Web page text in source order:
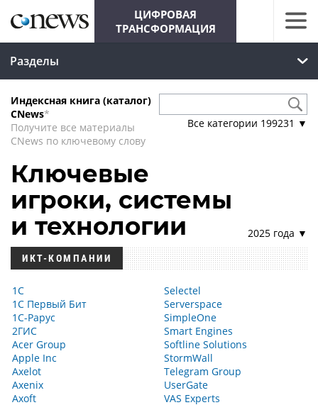
ЦИФРОВАЯ
ТРАНСФОРМАЦИЯ
Разделы
Индексная книга (каталог)
CNews*
Получите все материалы
CNews по ключевому слову
Все категории 199231 ▼
Ключевые
игроки, системы
и технологии
2025 года ▼
ИКТ-КОМПАНИИ
1С
1С Первый Бит
1С-Рарус
2ГИС
Acer Group
Apple Inc
Axelot
Axenix
Axoft
Selectel
Serverspace
SimpleOne
Smart Engines
Softline Solutions
StormWall
Telegram Group
UserGate
VAS Experts